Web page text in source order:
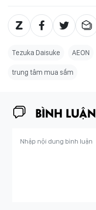
Tezuka Daisuke AEON
trung tâm mua sắm
BÌNH LUẬN